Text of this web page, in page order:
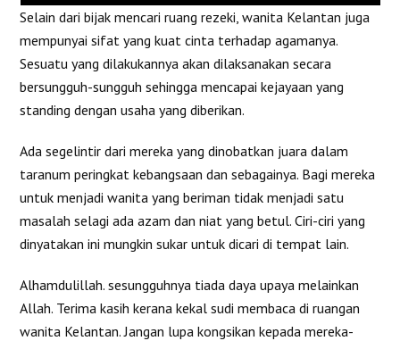
Selain dari bijak mencari ruang rezeki, wanita Kelantan juga
mempunyai sifat yang kuat cinta terhadap agamanya.
Sesuatu yang dilakukannya akan dilaksanakan secara
bersungguh-sungguh sehingga mencapai kejayaan yang
standing dengan usaha yang diberikan.
Ada segelintir dari mereka yang dinobatkan juara dalam
taranum peringkat kebangsaan dan sebagainya. Bagi mereka
untuk menjadi wanita yang beriman tidak menjadi satu
masalah selagi ada azam dan niat yang betul. Ciri-ciri yang
dinyatakan ini mungkin sukar untuk dicari di tempat lain.
Alhamdulillah. sesungguhnya tiada daya upaya melainkan
Allah. Terima kasih kerana kekal sudi membaca di ruangan
wanita Kelantan. Jangan lupa kongsikan kepada mereka-